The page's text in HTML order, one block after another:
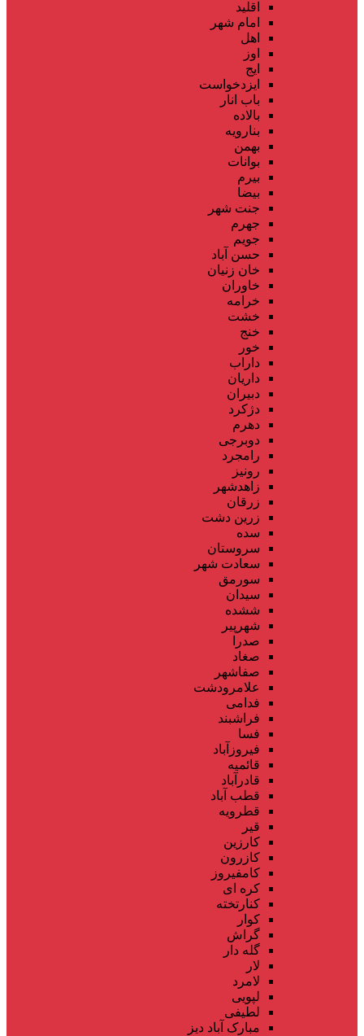
اقلید
امام شهر
اهل
اوز
ایج
ایزدخواست
باب انار
بالاده
بنارویه
بهمن
بوانات
بیرم
بیضا
جنت شهر
جهرم
جویم
حسن آباد
خان زنیان
خاوران
خرامه
خشت
خنج
خور
داراب
داریان
دبیران
دژکرد
دهرم
دوبرجی
رامجرد
رونیز
زاهدشهر
زرقان
زرین دشت
سده
سروستان
سعادت شهر
سورمق
سیدان
ششده
شهرپیر
صدرا
صغاد
صفاشهر
علامرودشت
فدامی
فراشبند
فسا
فیروزآباد
قائمیه
قادرآباد
قطب آباد
قطرویه
قیر
کارزین
کازرون
کامفیروز
کره ای
کنارتخته
کوار
گراش
گله دار
لار
لامرد
لپویی
لطیفی
مبارک آباد دیز